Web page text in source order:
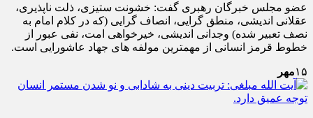
عضو مجلس خبرگان رهبری گفت: خشونت ستیزی، ذلت ناپذیری،
عقلانی اندیشی، منطق گرایی، انصاف گرایی (که در کلام امام به
نصف تعبیر شده) وجدانی اندیشی، خیرخواهی امت، نفی عبور از
خطوط قرمز انسانی از مهمترین مولفه های جهاد عاشورایی است.
۱۵مهر